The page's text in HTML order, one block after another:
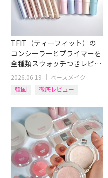
TFIT（ティーフィット）の
コンシーラーとプライマーを
全種類スウォッチつきレビュ
ー！肌タイプ別おすすめも
2026.06.19 ｜ ベースメイク
韓国
徹底レビュー
コンシーラー